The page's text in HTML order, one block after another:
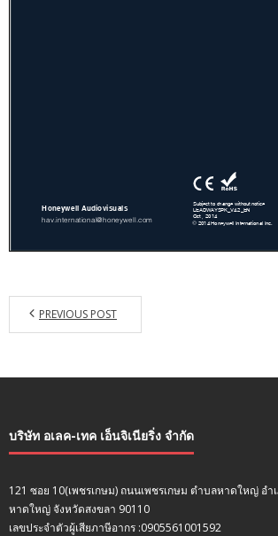
PREVIOUS POST
บริษัท อเลค-เทค เอ็นจิเนียริ่ง จำกัด
121 ซอย 10(เพชรเกษม) ถนนเพชรเกษม ตำบลหาดใหญ่ อำ
หาดใหญ่ จังหวัดสงขลา 90110
เลขประจำตัวผู้เสียภาษีอากร :0905561001592